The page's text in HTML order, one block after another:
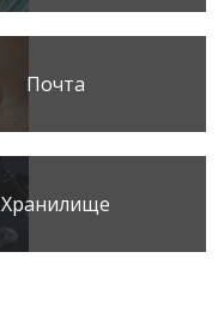
Почта
Хранилище